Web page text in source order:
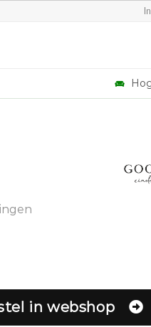
in webshop